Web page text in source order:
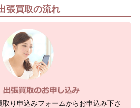
張買取の流れ
り申込みフォームからお申込み下さ